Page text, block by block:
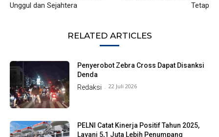
Unggul dan Sejahtera
Tetap
RELATED ARTICLES
Penyerobot Zebra Cross Dapat Disanksi
Denda
Redaksi - 22 Juli 2026
PELNI Catat Kinerja Positif Tahun 2025,
Layani 5,1 Juta Lebih Penumpang